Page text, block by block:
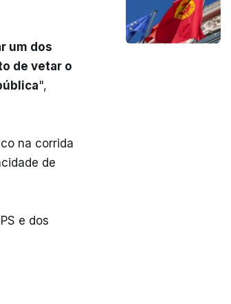
um dos
de vetar o
",
na corrida
de
e dos